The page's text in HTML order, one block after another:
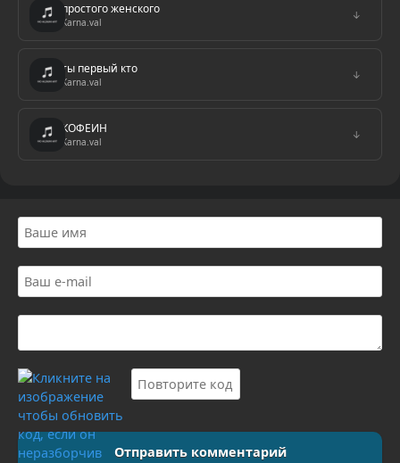
простого женского
Karna.val
↓
ты первый кто
Karna.val
↓
КОФЕИН
Karna.val
↓
Отправить комментарий